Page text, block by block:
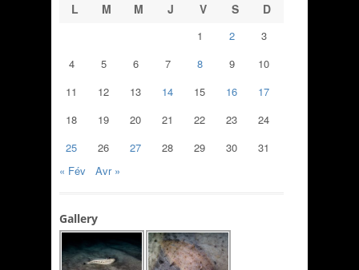
L
M M J V S D
1 2
3
4
5 6 7 8 9
10
11
12 13 14 15 16
17
18
19 20 21 22 23
24
25
26 27 28 29 30
31
« Fév
Avr »
Gallery